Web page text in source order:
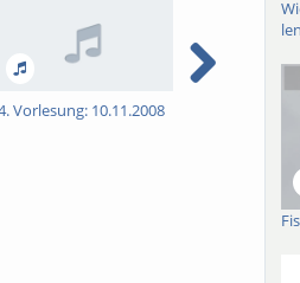
Vorlesung: 10.11.2008 5. Vorlesung: